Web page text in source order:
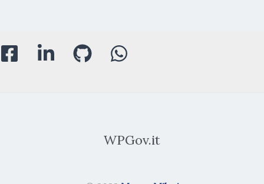
WPGov.it